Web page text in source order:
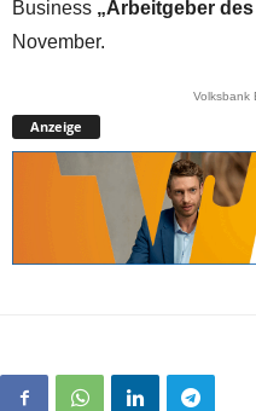
Business „Arbeitgeber
November.
Volksbank
Anzeige